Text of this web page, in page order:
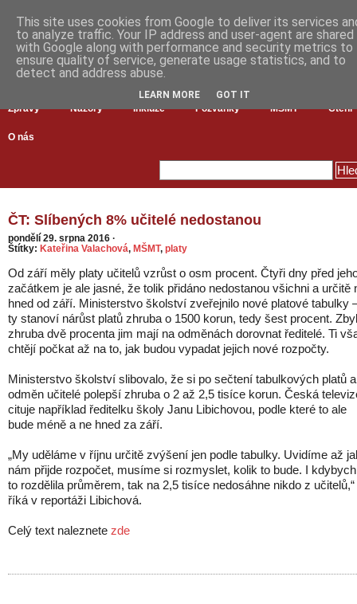
Zprávy Názory Inkluze Pozvánky MŠMT Čtení
O nás
ČT: Slíbených 8% učitelé nedostanou
pondělí 29. srpna 2016 ·
Štítky: Kateřina Valachová, MŠMT, platy
Od září měly platy učitelů vzrůst o osm procent. Čtyři dny před
začátkem je ale jasné, že tolik přidáno nedostanou všichni a určitě
hned od září. Ministerstvo školství zveřejnilo nové platové tabulky
ty stanoví nárůst platů zhruba o 1500 korun, tedy šest procent.
zhruba dvě procenta jim mají na odměnách dorovnat ředitelé. Ti
chtějí počkat až na to, jak budou vypadat jejich nové rozpočty.
Ministerstvo školství slibovalo, že si po sečtení tabulkových platů a
odměn učitelé polepší zhruba o 2 až 2,5 tisíce korun. Česká
cituje například ředitelku školy Janu Libichovou, podle které to ale
bude méně a ne hned za září.
„My uděláme v říjnu určitě zvýšení jen podle tabulky. Uvidíme až
nám přijde rozpočet, musíme si rozmyslet, kolik to bude. I kdybych
to rozdělila průměrem, tak na 2,5 tisíce nedosáhne nikdo z učitelů,“
říká v reportáži Libichová.
Celý text naleznete zde
This site uses cookies from Google to deliver its services
to analyze traffic. Your IP address and user-agent are shared
with Google along with performance and security metrics to
ensure quality of service, generate usage statistics, and to
detect and address abuse.
LEARN MORE GOT IT